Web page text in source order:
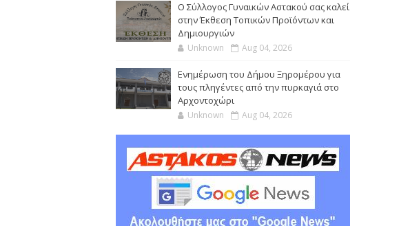
Ο Σύλλογος Γυναικών Αστακού σας καλεί
στην Έκθεση Τοπικών Προϊόντων και
Δημιουργιών
Unknown Aug 04, 2026
Ενημέρωση του Δήμου Ξηρομέρου για
τους πληγέντες από την πυρκαγιά στο
Αρχοντοχώρι
Unknown Aug 04, 2026